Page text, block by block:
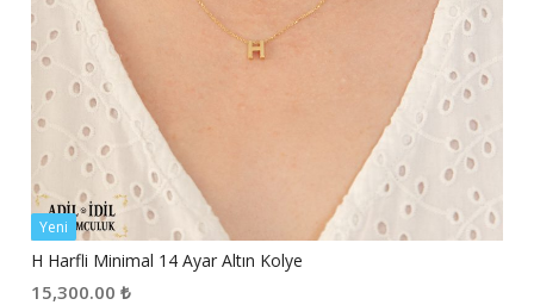
Yeni
H Harfli Minimal 14 Ayar Altın Kolye
15,300.00 ₺